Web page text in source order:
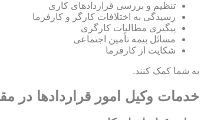
تنظیم و بررسی قراردادهای کاری
رسیدگی به اختلافات کارگر و کارفرما
پیگیری مطالبات کارگری
مسائل بیمه تأمین اجتماعی
شکایت از کارفرما
به شما کمک کنند.
خدمات وکیل امور قراردادها در